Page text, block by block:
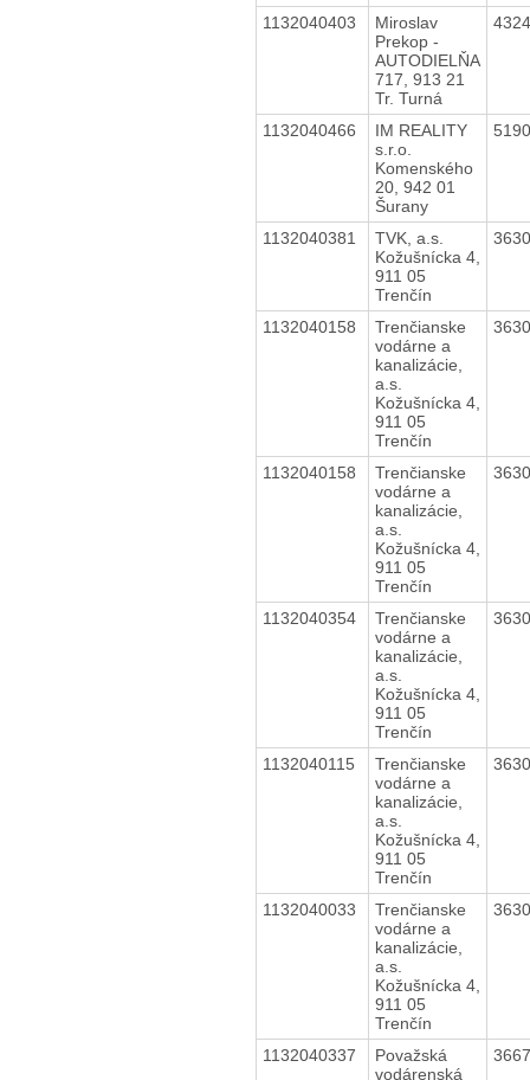
1132040403
Miroslav
Prekop -
AUTODIELŇA
717, 913 21
Tr. Turná
1132040466
IM REALITY
s.r.o.
Komenského
20, 942 01
Šurany
1132040381
TVK, a.s.
Kožušnícka 4,
911 05
Trenčín
1132040158
Trenčianske
vodárne a
kanalizácie,
a.s.
Kožušnícka 4,
911 05
Trenčín
1132040158
Trenčianske
vodárne a
kanalizácie,
a.s.
Kožušnícka 4,
911 05
Trenčín
1132040354
Trenčianske
vodárne a
kanalizácie,
a.s.
Kožušnícka 4,
911 05
Trenčín
1132040115
Trenčianske
vodárne a
kanalizácie,
a.s.
Kožušnícka 4,
911 05
Trenčín
1132040033
Trenčianske
vodárne a
kanalizácie,
a.s.
Kožušnícka 4,
911 05
Trenčín
1132040337
Považská
vodárenská